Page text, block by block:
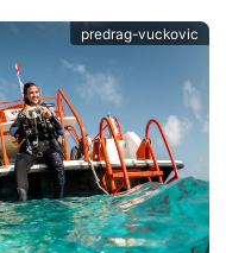
predrag-vuckovic